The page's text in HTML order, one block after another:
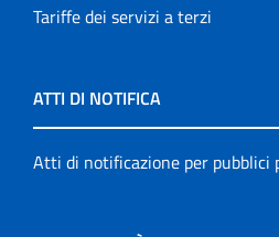
Tariffe dei servizi a terzi
ATTI DI NOTIFICA
Atti di notificazione per pubblici